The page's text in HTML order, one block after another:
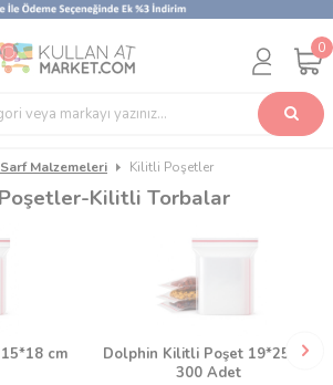
0
Malzemeleri Kilitli Poşetler
Kilitli Torbalar
cm
Dolphin Kilitli Poşet 19*25 cm
300 Adet